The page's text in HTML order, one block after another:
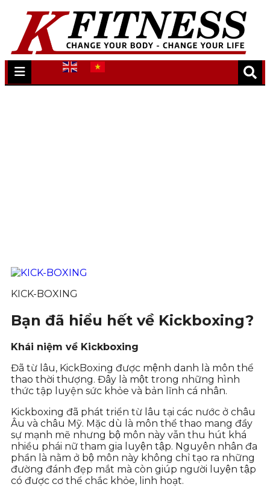
KICK-BOXING
Bạn đã hiểu hết về Kickboxing?
Khái niệm về Kickboxing
Đã từ lâu, KickBoxing được mệnh danh là môn thể
thao thời thượng. Đây là một trong những hình
thức tập luyện sức khỏe và bản lĩnh cá nhân.
Kickboxing đã phát triển từ lâu tại các nước ở châu
Âu và châu Mỹ. Mặc dù là môn thể thao mang đầy
sự mạnh mẽ nhưng bộ môn này vẫn thu hút khá
nhiều phái nữ tham gia luyện tập. Nguyên nhân đa
phần là nằm ở bộ môn này không chỉ tạo ra những
đường đánh đẹp mắt mà còn giúp người luyện tập
có được cơ thể chắc khỏe, linh hoạt.